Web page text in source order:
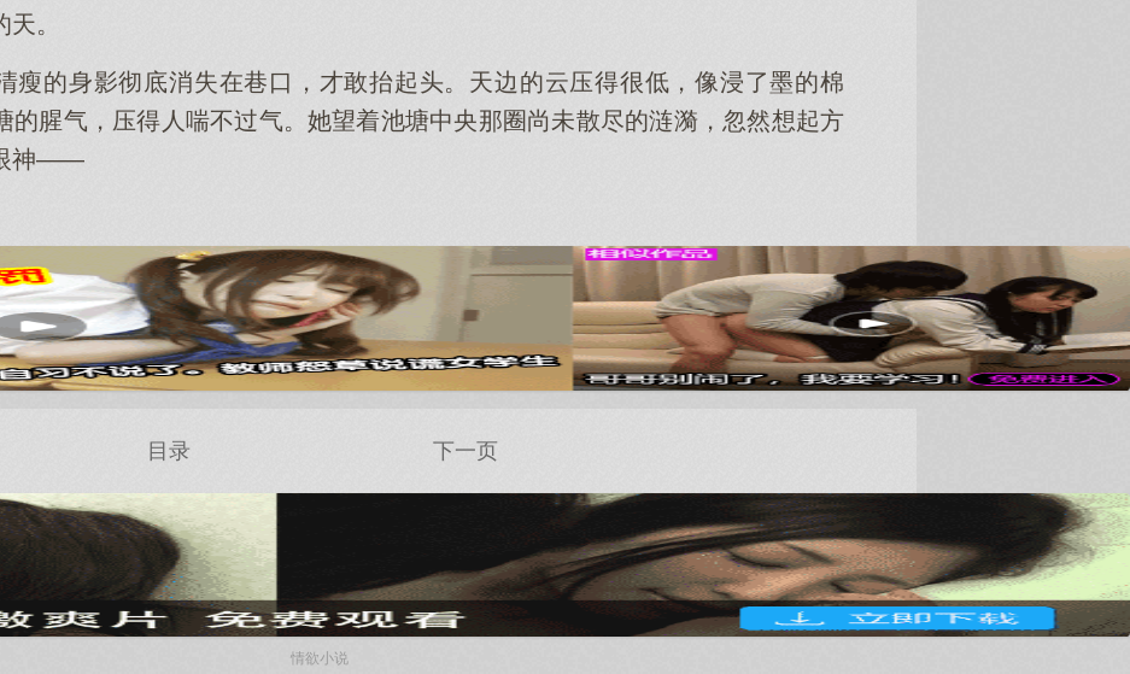
。
瘦的身影彻底消失在巷口，才敢抬起头。天边的云压得很低，像浸了墨的棉
的腥气，压得人喘不过气。她望着池塘中央那圈尚未散尽的涟漪，忽然想起方
神——
目录 下一页
情欲小说